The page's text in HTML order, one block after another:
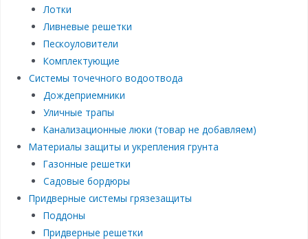
Лотки
Ливневые решетки
Пескоуловители
Комплектующие
Системы точечного водоотвода
Дождеприемники
Уличные трапы
Канализационные люки (товар не добавляем)
Материалы защиты и укрепления грунта
Газонные решетки
Садовые бордюры
Придверные системы грязезащиты
Поддоны
Придверные решетки